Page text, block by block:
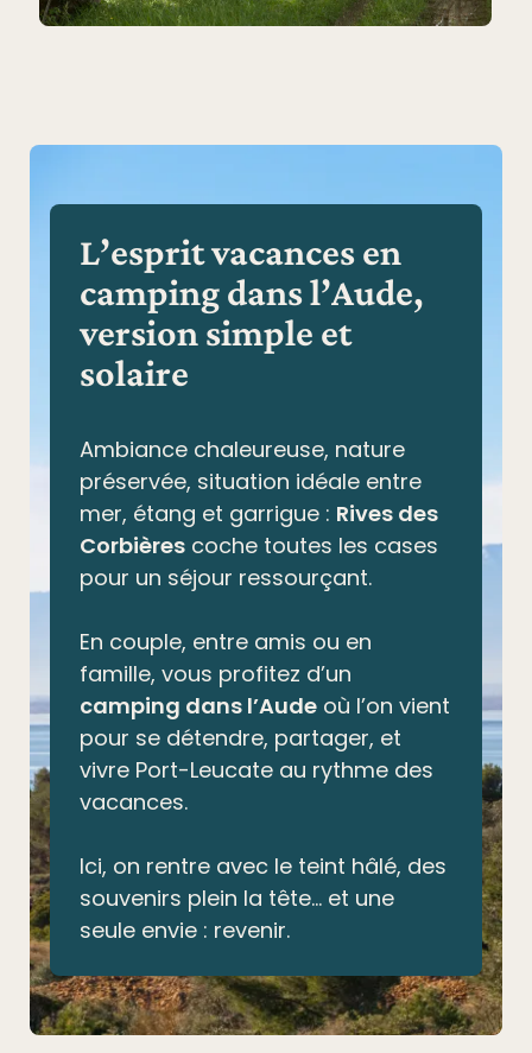
L’esprit vacances en
camping dans l’Aude,
version simple et
solaire
Ambiance chaleureuse, nature
préservée, situation idéale entre
mer, étang et garrigue : Rives des
Corbièrescoche toutes les cases
pour un séjour ressourçant.
En couple, entre amis ou en
famille, vous profitez d’un
camping dans l’Audeoù l’on vient
pour se détendre, partager, et
vivre Port-Leucate au rythme des
vacances.
Ici, on rentre avec le teint hâlé, des
souvenirs plein la tête… et une
seule envie : revenir.